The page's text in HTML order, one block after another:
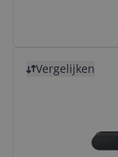
Vergelijken